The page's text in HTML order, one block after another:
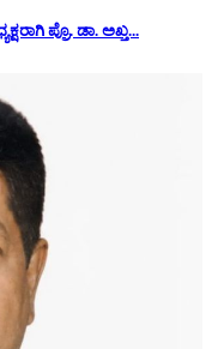
ಪ್ರೊ. ಡಾ. ಅಖ್ತ...